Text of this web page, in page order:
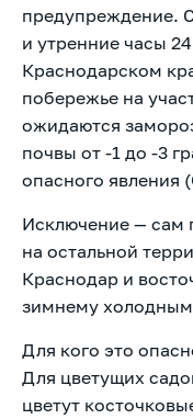
предупреждение.
и утренние часы
Краснодарском
побережье на
ожидаются
почвы от -1 до -3
опасного явления
Исключение — сам
на остальной
Краснодар и
зимнему
Для кого это
Для цветущих
цветут